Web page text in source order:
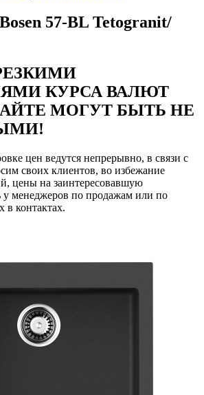
57-BL Tetogranit/
КУРСА ВАЛЮТ
МОГУТ БЫТЬ НЕ
цен ведутся непрерывно, в связи с
своих клиентов, во избежание
цены на заинтересовавшую
у менеджеров по продажам или по
в контактах.